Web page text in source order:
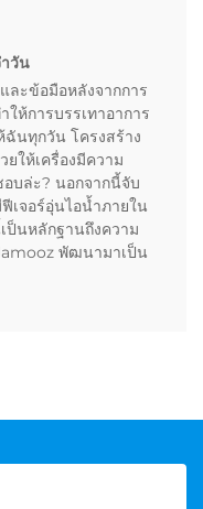
วัน
ละข้อมือหลังจากการ
ห้การบรรเทาอาการ
ฉันทุกวัน โครงสร้าง
ให้เครื่องมีความ
บล่ะ? นอกจากนี้จับ
เจอร์อุ่นไอน้ำภายใน
ป็นหลักฐานถึงความ
พัฒนามาเป็น